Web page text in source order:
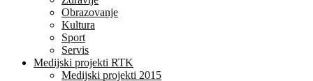
Obrazovanje
Kultura
Sport
Servis
Medijski projekti RTK
Medijski projekti 2015